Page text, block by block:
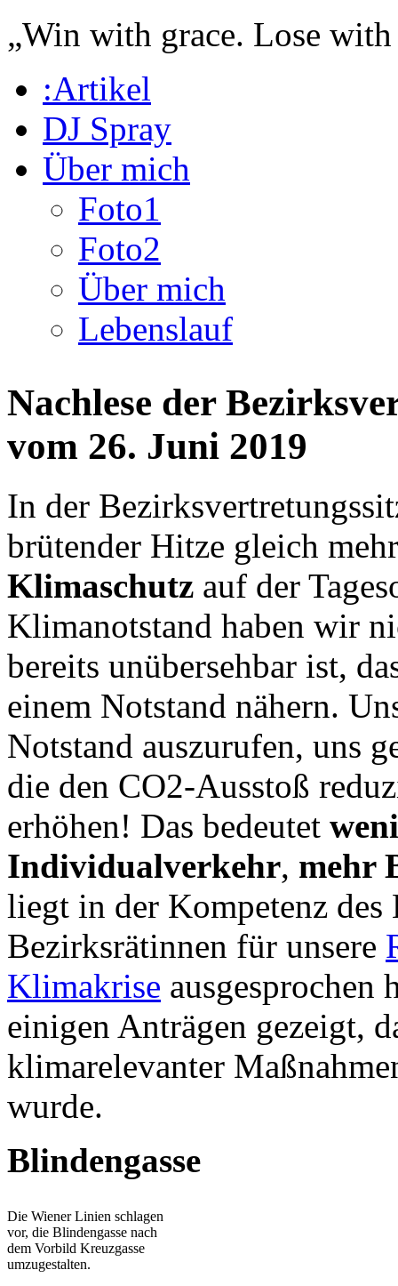
„Win with grace. Lose
:Artikel
DJ Spray
Über mich
Foto1
Foto2
Über mich
Lebenslauf
Nachlese der
vom 26. Juni 2019
In der
brütender Hitze gleich
Klimaschutz auf der
Klimanotstand haben wir
bereits unübersehbar ist,
einem Notstand nähern.
Notstand auszurufen, uns
die den CO2-Ausstoß
erhöhen! Das bedeutet
Individualverkehr, mehr
liegt in der Kompetenz des
Bezirksrätinnen für unsere
Klimakrise ausgesprochen
einigen Anträgen gezeigt,
klimarelevanter
wurde.
Blindengasse
Die Wiener Linien schlagen
vor, die Blindengasse nach
dem Vorbild Kreuzgasse
umzugestalten.